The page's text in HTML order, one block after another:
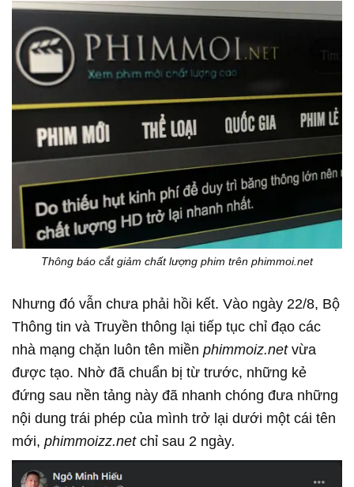
Thông báo cắt giảm chất lượng phim trên phimmoi.net
Nhưng đó vẫn chưa phải hồi kết. Vào ngày 22/8, Bộ
Thông tin và Truyền thông lại tiếp tục chỉ đạo các
nhà mạng chặn luôn tên miền phimmoiz.net vừa
được tạo. Nhờ đã chuẩn bị từ trước, những kẻ
đứng sau nền tảng này đã nhanh chóng đưa những
nội dung trái phép của mình trở lại dưới một cái tên
mới, phimmoizz.net chỉ sau 2 ngày.